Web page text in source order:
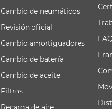
Cambio de neumáticos
Revisión oficial
Cambio amortiguadores
Cambio de batería
Cambio de aceite
Filtros
Recarga de aire